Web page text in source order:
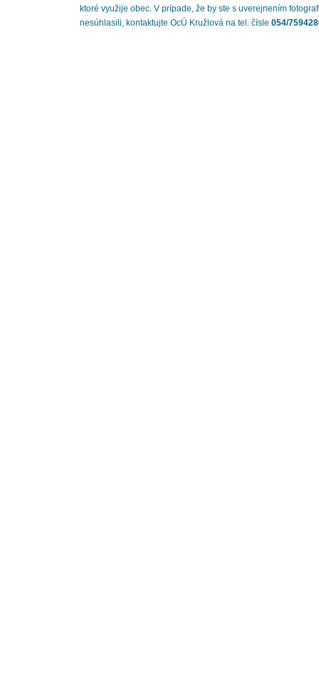
ktoré využije obec. V prípade, že by ste s uverejnením
nesúhlasili, kontaktujte OcÚ Kružlová na tel. čísle 054/